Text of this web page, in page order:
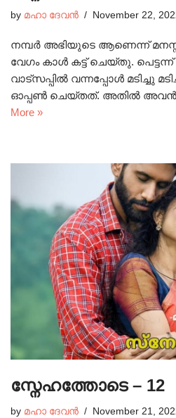
by മഹാ ദേവൻ November 22,
നമ്പർ അഭിയുടെ ആണെന്ന്
വേഗം കാൾ കട്ട് ചെയ്തു.
വാട്സപ്പിൽ വന്നപ്പോൾ മടിച്ചു
ഓപ്പൺ ചെയ്തത്. അതിൽ അവൻ
More »
സ്നേഹത്തോടെ – 12
by മഹാ ദേവൻ November 21,